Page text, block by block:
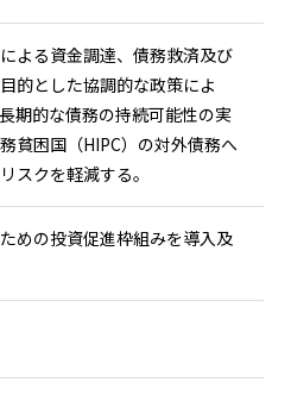
よる資金調達、債務救済及び
的とした協調的な政策によ
期的な債務の持続可能性の実
貧困国（HIPC）の対外債務へ
スクを軽減する。
めの投資促進枠組みを導入及